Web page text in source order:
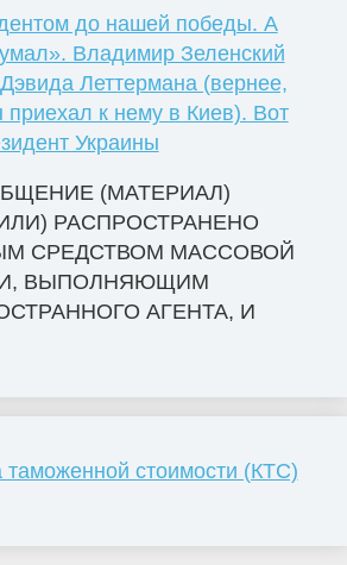
до нашей победы. А
Владимир Зеленский
Леттермана (вернее,
приехал к нему в Киев). Вот
Украины
(МАТЕРИАЛ)
РАСПРОСТРАНЕНО
СРЕДСТВОМ МАССОВОЙ
ВЫПОЛНЯЮЩИМ
АГЕНТА, И
таможенной стоимости (КТС)